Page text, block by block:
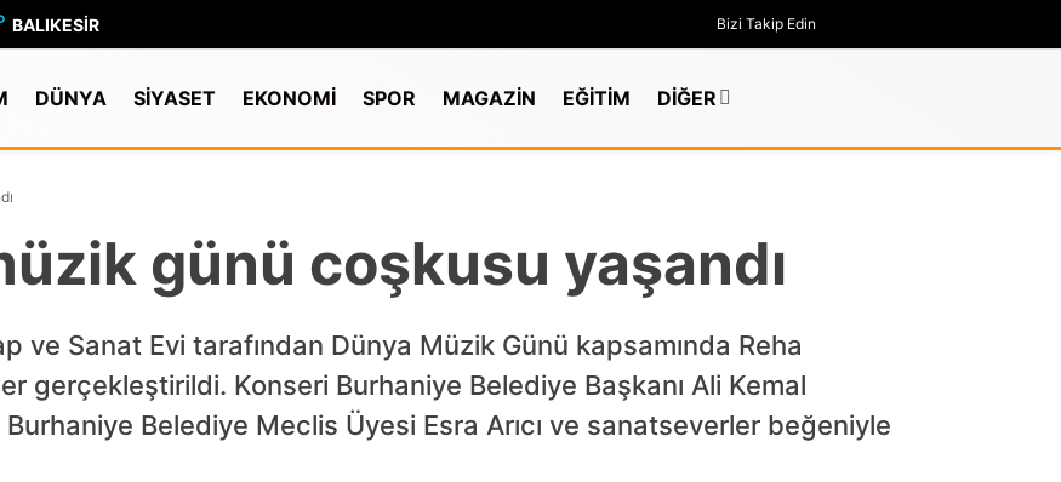
BALIKESIR Bizi Takip Edin
DÜNYA SİYASET EKONOMİ SPOR MAGAZİN EĞİTİM DİĞER
günü coşkusu yaşandı
ve Sanat Evi tarafından Dünya Müzik Günü kapsamında Reha
gerçekleştirildi. Konseri Burhaniye Belediye Başkanı Ali Kemal
Belediye Meclis Üyesi Esra Arıcı ve sanatseverler beğeniyle